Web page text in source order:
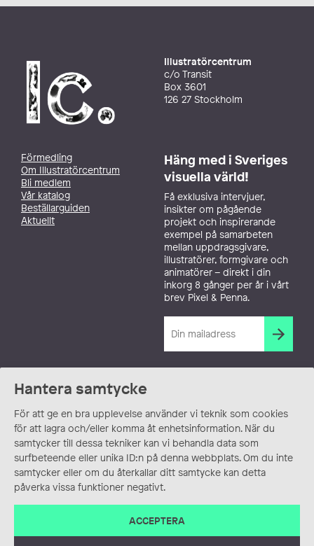
Hantera samtycke
För att ge en bra upplevelse använder vi teknik som cookies
för att lagra och/eller komma åt enhetsinformation. När du
samtycker till dessa tekniker kan vi behandla data som
surfbeteende eller unika ID:n på denna webbplats. Om du inte
samtycker eller om du återkallar ditt samtycke kan detta
påverka vissa funktioner negativt.
ACCEPTERA
Illustratörcentrum
c/o Transit
Box 3601
126 27 Stockholm
Förmedling
Om Illustratörcentrum
Bli medlem
Vår katalog
Beställarguiden
Aktuellt
Häng med i Sveriges
visuella värld!
Få exklusiva intervjuer,
insikter om pågående
projekt och inspirerande
exempel på samarbeten
mellan uppdragsgivare,
illustratörer, formgivare och
animatörer – direkt i din
inkorg 8 gånger per år i vårt
brev Pixel & Penna.